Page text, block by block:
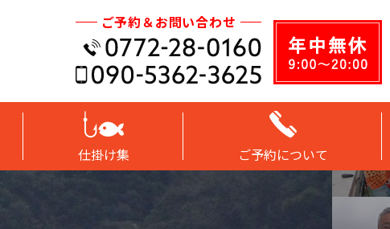
ご予約＆お問い合わせ
仕掛け集 ご予約について